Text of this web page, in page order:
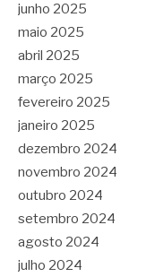
junho 2025
maio 2025
abril 2025
março 2025
fevereiro 2025
janeiro 2025
dezembro 2024
novembro 2024
outubro 2024
setembro 2024
agosto 2024
julho 2024